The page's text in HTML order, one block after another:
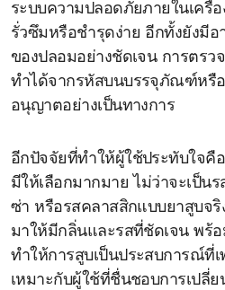
ระบบความปลอดภัยภายในเครื่
รั่วซึมหรือชำรุดง่าย อีกทั้งยังมีอ
ของปลอมอย่างชัดเจน การตรว
ทำได้จากรหัสบนบรรจุภัณฑ์หรื
อนุญาตอย่างเป็นทางการ
อีกปัจจัยที่ทำให้ผู้ใช้ประทับใจคือ
มีให้เลือกมากมาย ไม่ว่าจะเป็น
ซ่า หรือรสคลาสสิกแบบยาสูบจ
มาให้มีกลิ่นและรสที่ชัดเจน พร้
ทำให้การสูบเป็นประสบการณ์ที่เ
เหมาะกับผู้ใช้ที่ชื่นชอบการเปลี่